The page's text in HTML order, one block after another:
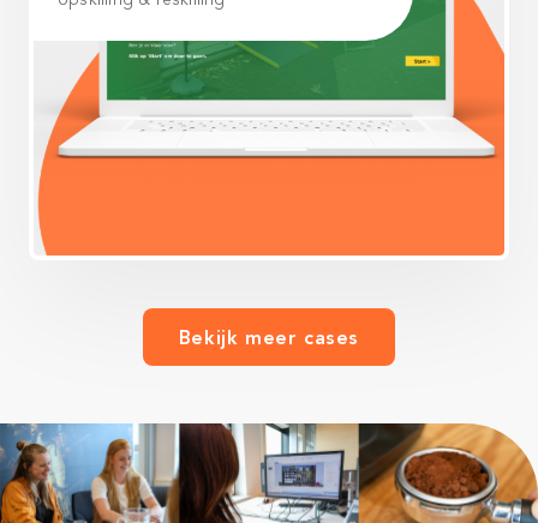
Bekijk meer cases